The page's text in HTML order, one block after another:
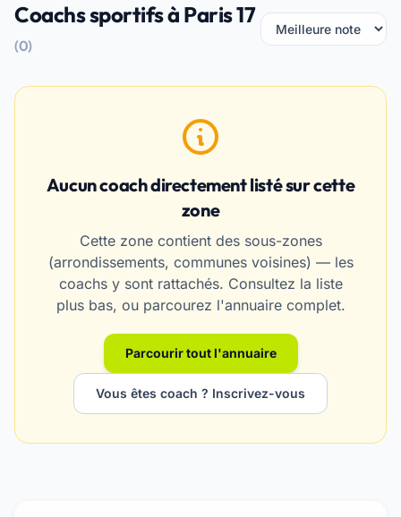
Coachs sportifs à Paris 17
(0)
Aucun coach directement listé sur cette
zone
Cette zone contient des sous-zones
(arrondissements, communes voisines) — les
coachs y sont rattachés. Consultez la liste
plus bas, ou parcourez l'annuaire complet.
Parcourir tout l'annuaire
Vous êtes coach ? Inscrivez-vous